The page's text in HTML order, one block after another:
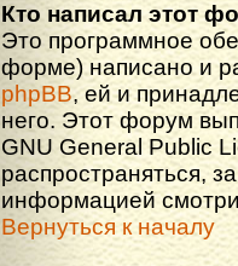
Кто написал этот
Это программное
форме) написано и
phpBB, ей и
него. Этот форум
GNU General Public
распространяться,
информацией
Вернуться к началу